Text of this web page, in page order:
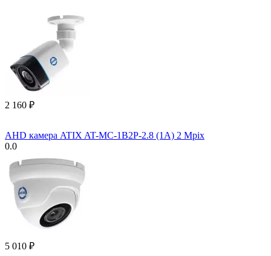
2 160 ₽
AHD камера ATIX AT-MC-1B2P-2.8 (1A) 2 Mpix
0.0
5 010 ₽